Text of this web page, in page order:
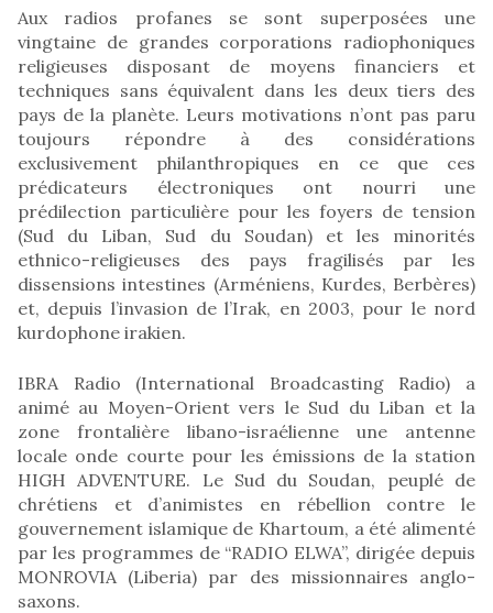
Aux radios profanes se sont superposées une
vingtaine de grandes corporations radiophoniques
religieuses disposant de moyens financiers et
techniques sans équivalent dans les deux tiers des
pays de la planète. Leurs motivations n’ont pas paru
toujours répondre à des considérations
exclusivement philanthropiques en ce que ces
prédicateurs électroniques ont nourri une
prédilection particulière pour les foyers de tension
(Sud du Liban, Sud du Soudan) et les minorités
ethnico-religieuses des pays fragilisés par les
dissensions intestines (Arméniens, Kurdes, Berbères)
et, depuis l’invasion de l’Irak, en 2003, pour le nord
kurdophone irakien.
IBRA Radio (International Broadcasting Radio) a
animé au Moyen-Orient vers le Sud du Liban et la
zone frontalière libano-israélienne une antenne
locale onde courte pour les émissions de la station
HIGH ADVENTURE. Le Sud du Soudan, peuplé de
chrétiens et d’animistes en rébellion contre le
gouvernement islamique de Khartoum, a été alimenté
par les programmes de “RADIO ELWA”, dirigée depuis
MONROVIA (Liberia) par des missionnaires anglo-
saxons.